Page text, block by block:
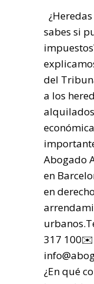
sabes si
del
a los
Abogado
en
en
317 100✉️
¿En qué